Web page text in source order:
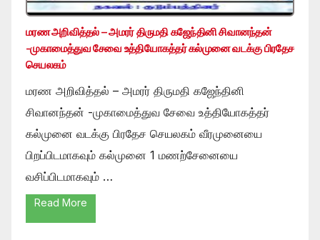
மரண அறிவித்தல் – அமரர் திருமதி கஜேந்தினி சிவானந்தன்
-முகாமைத்துவ சேவை உத்தியோகத்தர் கல்முனை வடக்கு பிரதேச
செயலகம்
மரண அறிவித்தல் – அமரர் திருமதி கஜேந்தினி
சிவானந்தன் -முகாமைத்துவ சேவை உத்தியோகத்தர்
கல்முனை வடக்கு பிரதேச செயலகம் வீரமுனையை
பிறப்பிடமாகவும் கல்முனை 1 மணற்சேனையை
வசிப்பிடமாகவும் …
Read More